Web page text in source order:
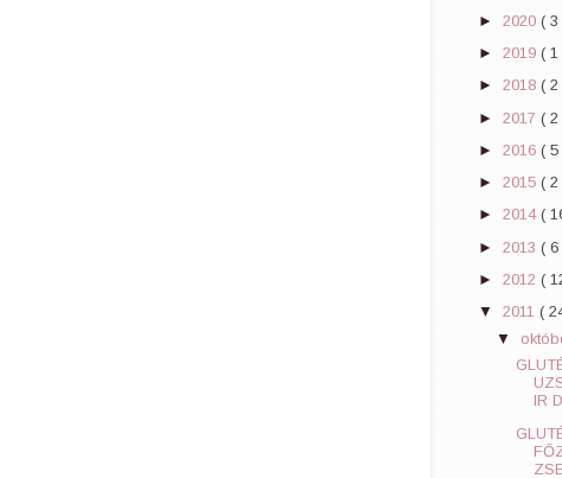
► 2020 ( 3
► 2019 ( 1
► 2018 ( 2
► 2017 ( 2
► 2016 ( 5
► 2015 ( 2
► 2014 (
► 2013 ( 6
► 2012 (
▼ 2011 (
▼
IR